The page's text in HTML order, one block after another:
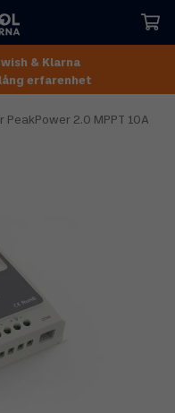
& Klarna
erfarenhet
2.0 MPPT 10A